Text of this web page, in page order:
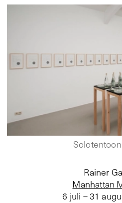
Manhattan
Rainer
6 juli – 31